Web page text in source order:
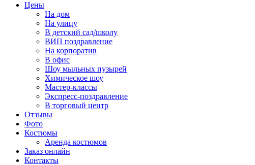
Цены
На дом
На улицу
В детский сад/школу
ВИП поздравление
На корпоратив
В офис
Шоу мыльных пузырей
Химическое шоу
Мастер-классы
Экспресс-поздравление
В торговый центр
Отзывы
Фото
Костюмы
Аренда костюмов
Заказ онлайн
Контакты